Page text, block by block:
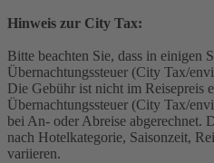
Hinweis zur City Tax:
Bitte beachten Sie, dass in einigen
Übernachtungssteuer (City Tax/
Die Gebühr ist nicht im Reisepreis
Übernachtungssteuer (City Tax/
bei An- oder Abreise abgerechnet.
nach Hotelkategorie, Saisonzeit,
variieren.